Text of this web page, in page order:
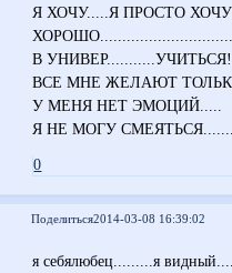
Я ХОЧУ.....Я ПРОСТО
В
ВСЕ МНЕ ЖЕЛАЮТ ТОЛЬКО
У МЕНЯ НЕТ ЭМОЦИЙ.....
Я НЕ МОГУ
0
Поделиться2014-03-08 16:39:02
я себялюбец.........я